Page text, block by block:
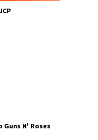
N' Roses